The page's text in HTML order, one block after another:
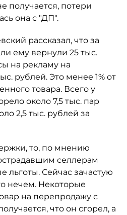
получается, потери
она с "ДП".
рассказал, что за
ему вернули 25 тыс.
на рекламу на
рублей. Это менее 1% от
товара. Всего у
около 7,5 тыс. пар
2,5 тыс. рублей за
то, по мнению
селлерам
льготы. Сейчас зачастую
нечем. Некоторые
на перепродажу с
что он сгорел, а